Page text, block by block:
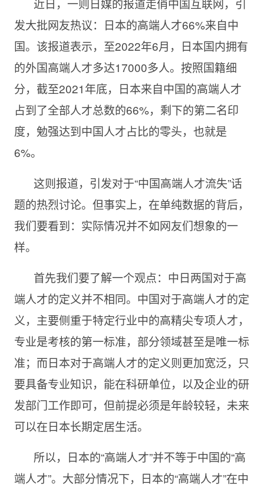
近日，一则日媒的报道走俏中国互联网，引
发大批网友热议：日本的高端人才66%来自中
国。该报道表示，至2022年6月，日本国内拥有
的外国高端人才多达17000多人。按照国籍细
分，截至2021年底，日本来自中国的高端人才
占到了全部人才总数的66%，剩下的第二名印
度，勉强达到中国人才占比的零头，也就是
6%。
这则报道，引发对于“中国高端人才流失”话
题的热烈讨论。但事实上，在单纯数据的背后，
我们要看到：实际情况并不如网友们想象的一
样。
首先我们要了解一个观点：中日两国对于高
端人才的定义并不相同。中国对于高端人才的定
义，主要侧重于特定行业中的高精尖专项人才，
专业是考核的第一标准，部分领域甚至是唯一标
准；而日本对于高端人才的定义则更加宽泛，只
要具备专业知识，能在科研单位，以及企业的研
发部门工作即可，但前提必须是年龄较轻，未来
可以在日本长期定居生活。
所以，日本的“高端人才”并不等于中国的“高
端人才”。大部分情况下，日本的“高端人才”在中